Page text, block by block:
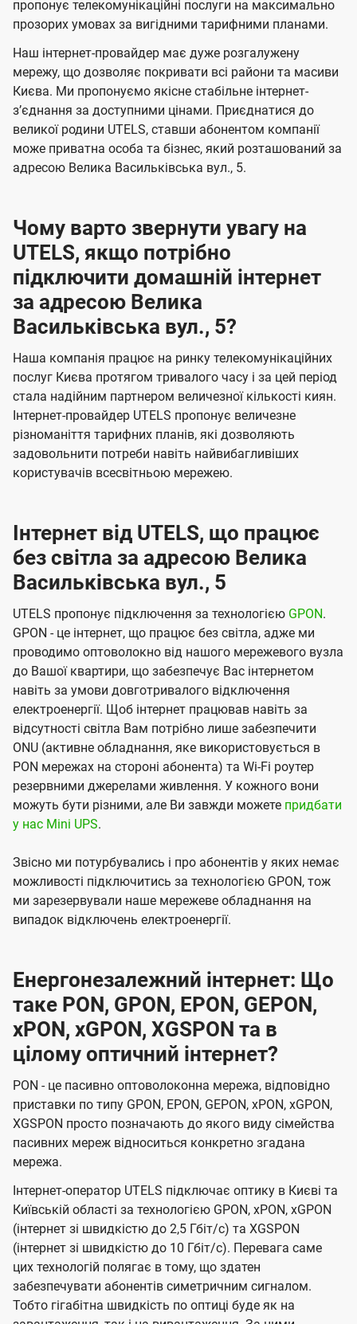
ї
U
t
e
l
s
а
ч
е
н
н
я
а
ч
е
н
н
я
пропонує телекомунікаційні послуги на максимально
прозорих умовах за вигідними тарифними планами.
Наш інтернет-провайдер має дуже розгалужену
мережу, що дозволяє покривати всі райони та масиви
Києва. Ми пропонуємо якісне стабільне інтернет-
зʼєднання за доступними цінами. Приєднатися до
великої родини UTELS, ставши абонентом компанії
може приватна особа та бізнес, який розташований за
адресою Велика Васильківська вул., 5.
Чому варто звернути увагу на
UTELS, якщо потрібно
підключити домашній інтернет
за адресою Велика
Васильківська вул., 5?
Наша компанія працює на ринку телекомунікаційних
послуг Києва протягом тривалого часу і за цей період
стала надійним партнером величезної кількості киян.
Інтернет-провайдер UTELS пропонує величезне
різноманіття тарифних планів, які дозволяють
задовольнити потреби навіть найвибагливіших
користувачів всесвітньою мережею.
Інтернет від UTELS, що працює
без світла за адресою Велика
Васильківська вул., 5
UTELS пропонує підключення за технологією GPON.
GPON - це інтернет, що працює без світла, адже ми
проводимо оптоволокно від нашого мережевого вузла
до Вашої квартири, що забезпечує Вас інтернетом
навіть за умови довготривалого відключення
електроенергії. Щоб інтернет працював навіть за
відсутності світла Вам потрібно лише забезпечити
ONU (активне обладнання, яке використовується в
PON мережах на стороні абонента) та Wi-Fi роутер
резервними джерелами живлення. У кожного вони
можуть бути різними, але Ви завжди можете придбати
у нас Mini UPS.
Звісно ми потурбувались і про абонентів у яких немає
можливості підключитись за технологією GPON, тож
ми зарезервували наше мережеве обладнання на
випадок відключень електроенергії.
Енергонезалежний інтернет: Що
таке PON, GPON, EPON, GEPON,
xPON, xGPON, XGSPON та в
цілому оптичний інтернет?
PON - це пасивно оптоволоконна мережа, відповідно
приставки по типу GPON, EPON, GEPON, xPON, xGPON,
XGSPON просто позначають до якого виду сімейства
пасивних мереж відноситься конкретно згадана
мережа.
Інтернет-оператор UTELS підключає оптику в Києві та
Київській області за технологією GPON, xPON, xGPON
(інтернет зі швидкістю до 2,5 Гбіт/с) та XGSPON
(інтернет зі швидкістю до 10 Гбіт/с). Перевага саме
цих технологій полягає в тому, що здатен
забезпечувати абонентів симетричним сигналом.
Тобто гігабітна швидкість по оптиці буде як на